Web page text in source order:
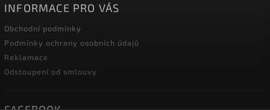
INFORMACE PRO VÁS
Obchodní podmínky
Podmínky ochrany osobních údajů
Reklamace
Odstoupení od smlouvy